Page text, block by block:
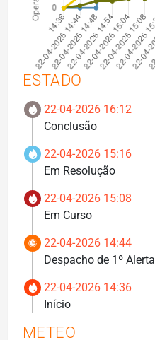
ESTADO
22-04-2026 16:12
Conclusão
22-04-2026 15:16
Em Resolução
22-04-2026 15:08
Em Curso
22-04-2026 14:44
Despacho de 1º Alerta
22-04-2026 14:36
Início
METEO